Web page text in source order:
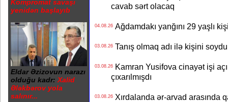
Kompromat savaşı
yenidən başlayıb
Eldar Əzizovun narazı
olduğu kadr: Xalid
Ələkbərov yola
salınır...
cavab sərt olacaq
04.08.26Ağdamdakı yanğını 29 yaşlı
03.08.26Tanış olmaq adı ilə kişini
03.08.26Kamran Yusifova cinayət işi
çıxarılmışdı
03.08.26Xırdalanda ər-arvad arasında